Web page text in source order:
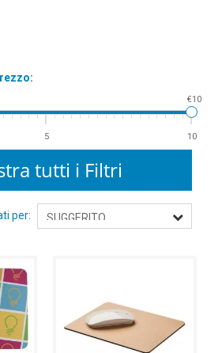
con materiali di alta qualità e design
e confortevole per migliorare la
del mouse.
: dai tappetini minimalisti e
con stampe colorate o temi gaming,
tappetini garantiscono una lunga
ultra lisce che permettono
: possibilità di personalizzare il
o loghi, ideale per aziende o per chi
€10
5 10
tutti i Filtri
per: